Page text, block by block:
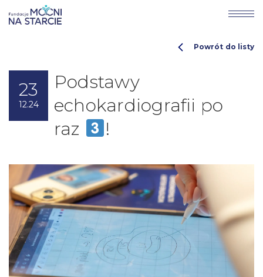
23
12.24
Podstawy
echokardiografii po
raz
!
Powrót do listy